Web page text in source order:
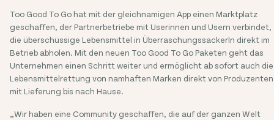
Too Good To Go hat mit der gleichnamigen App einen Marktplatz
geschaffen, der Partnerbetriebe mit Userinnen und Usern verbindet,
die überschüssige Lebensmittel in Überraschungssackerln direkt im
Betrieb abholen. Mit den neuen Too Good To Go Paketen geht das
Unternehmen einen Schritt weiter und ermöglicht ab sofort auch die
Lebensmittelrettung von namhaften Marken direkt von Produzenten
mit Lieferung bis nach Hause.
„Wir haben eine Community geschaffen, die auf der ganzen Welt